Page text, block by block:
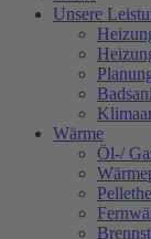
Unsere
Wärme
Öl-/